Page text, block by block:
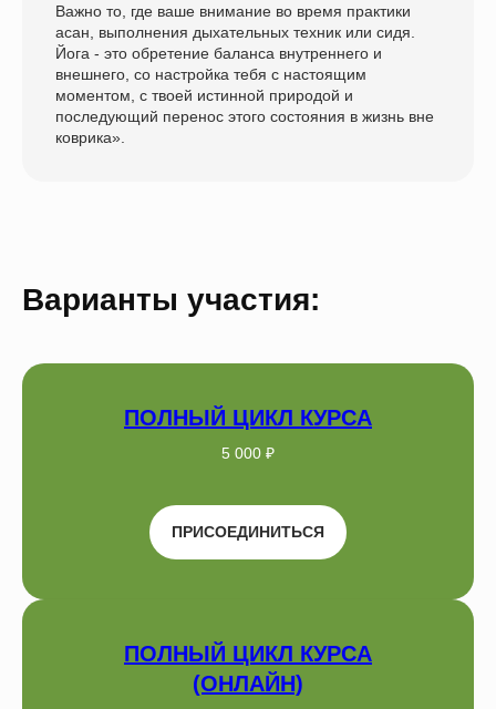
Важно то, где ваше внимание во время практики
асан, выполнения дыхательных техник или сидя.
Йога - это обретение баланса внутреннего и
внешнего, со настройка тебя с настоящим
моментом, с твоей истинной природой и
последующий перенос этого состояния в жизнь вне
коврика».
Варианты участия:
ПОЛНЫЙ ЦИКЛ КУРСА
5 000 ₽
ПРИСОЕДИНИТЬСЯ
ПОЛНЫЙ ЦИКЛ КУРСА
(ОНЛАЙН)